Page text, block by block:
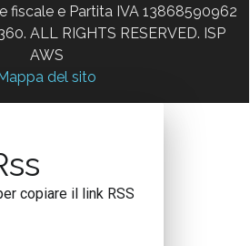
fiscale e Partita IVA 13868590962
ALL RIGHTS RESERVED. ISP
AWS
del sito
copiare il link RSS